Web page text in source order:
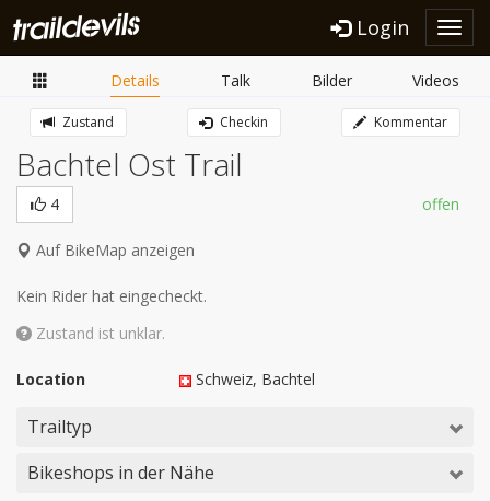
Login
Details Talk Bilder Videos
Zustand Checkin Kommentar
Bachtel Ost Trail
4 offen
Auf BikeMap anzeigen
Kein Rider hat eingecheckt.
Zustand ist unklar.
Location Schweiz, Bachtel
Trailtyp
Bikeshops in der Nähe